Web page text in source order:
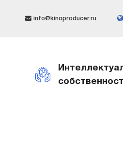
info@kinoproducer.ru